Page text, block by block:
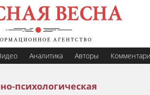
Аналитика Авторы
психологическая